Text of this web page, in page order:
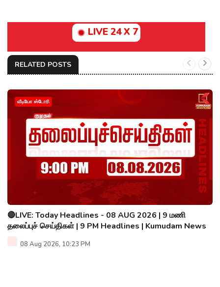
LIVE 24 X 7
RELATED POSTS
வீடியோ ஸ்டோரி
🔴LIVE: Today Headlines - 08 AUG 2026 | 9 மணி
தலைப்புச் செய்திகள் | 9 PM Headlines | Kumudam News
08 Aug 2026, 10:23 PM